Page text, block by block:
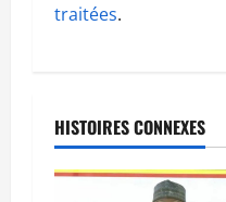
traitées.
HISTOIRES CONNEXES